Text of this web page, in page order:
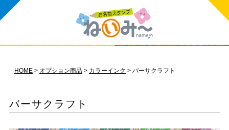
HOME オプション商品 カラーインク バーサクラフト
バーサクラフト